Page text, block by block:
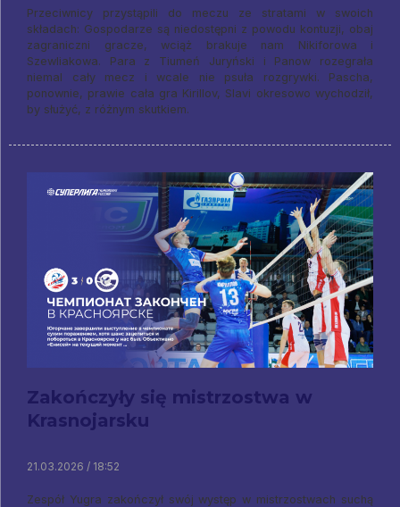
Przeciwnicy przystąpili do meczu ze stratami w swoich
składach: Gospodarze są niedostępni z powodu kontuzji, obaj
zagraniczni gracze, wciąż brakuje nam Nikiforowa i
Szewliakowa. Para z Tiumeń Juryński i Panow rozegrała
niemal cały mecz i wcale nie psuła rozgrywki. Pascha,
ponownie, prawie cała gra Kirillov, Slavi okresowo wychodził,
by służyć, z różnym skutkiem.
Zakończyły się mistrzostwa w
Krasnojarsku
21.03.2026 / 18:52
Zespół Yugra zakończył swój występ w mistrzostwach suchą